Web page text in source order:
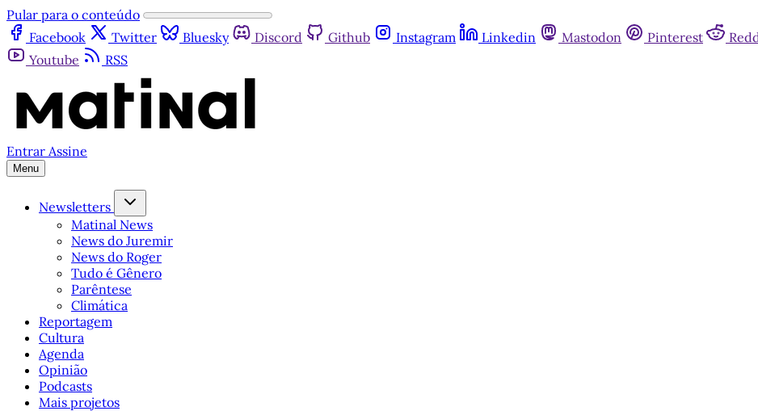
Pular para o conteúdo
Facebook
Twitter Bluesky Discord Github Instagram Linkedin Mastodon Pinterest
Youtube
RSS
Entrar Assine
Menu
Newsletters
Matinal News
News do Juremir
News do Roger
Tudo é Gênero
Parêntese
Climática
Reportagem
Cultura
Agenda
Opinião
Podcasts
Mais projetos